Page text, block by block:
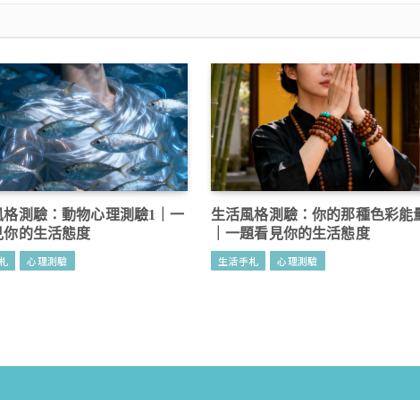
格測驗：動物心理測驗1｜一
你的生活態度
心理測驗
生活風格測驗：你的那種色彩能
｜一題看見你的生活態度
生活手札 心理測驗